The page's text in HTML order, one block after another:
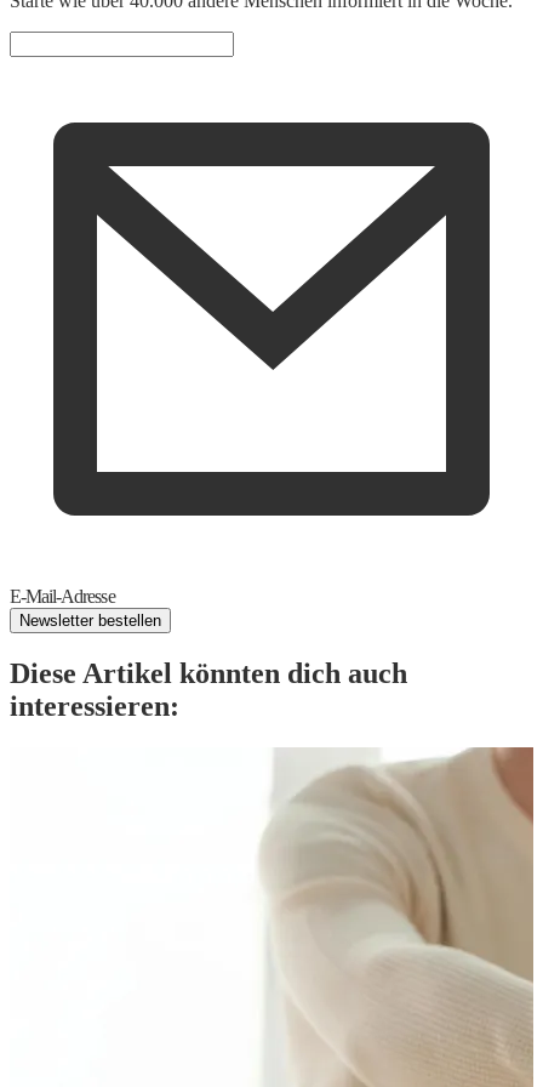
E-Mail-Adresse
Newsletter bestellen
Diese Artikel könnten dich auch
interessieren: